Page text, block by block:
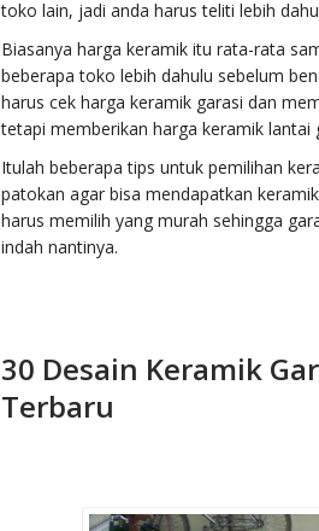
toko lain, jadi anda harus teliti lebih
Biasanya harga keramik itu rata-rata
beberapa toko lebih dahulu sebelum
harus cek harga keramik garasi dan
tetapi memberikan harga keramik lantai
Itulah beberapa tips untuk pemilihan
patokan agar bisa mendapatkan
harus memilih yang murah sehingga
indah nantinya.
30 Desain Keramik
Terbaru